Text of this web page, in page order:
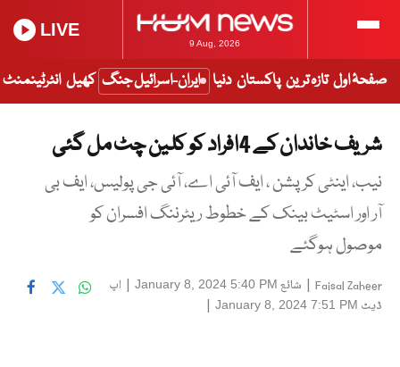
9 Aug, 2026
LIVE
صفحۂ اول تازہ ترین پاکستان دنیا ایران-اسرائیل جنگ کھیل انٹرٹینمنٹ
شریف خاندان کے 4افراد کو کلین چٹ مل گئی
نیب، اینٹی کرپشن ، ایف آئی اے، آئی جی پولیس، ایف بی
آر اور اسٹیٹ بینک کے خطوط ریٹرننگ افسران کو
موصول ہوگئے
Faisal Zaheer
| شائع January 8, 2024 5:40 PM
| اپ
ڈیٹ January 8, 2024 7:51 PM
|